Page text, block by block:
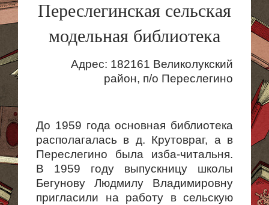
Переслегинская сельская
модельная библиотека
Адрес: 182161 Великолукский
район, п/о Переслегино
До 1959 года основная библиотека
располагалась в д. Крутовраг, а в
Переслегино была изба-читальня.
В 1959 году выпускницу школы
Бегунову Людмилу Владимировну
пригласили на работу в сельскую